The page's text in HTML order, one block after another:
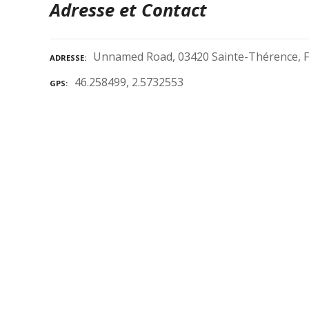
Adresse et Contact
ADRESSE Unnamed Road, 03420 Sainte-Thérence,
GPS 46.258499, 2.5732553